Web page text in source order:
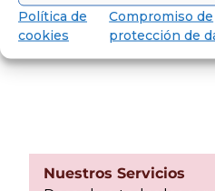
Política de
cookies
Compromiso de
protección de
Nuestros Servicios